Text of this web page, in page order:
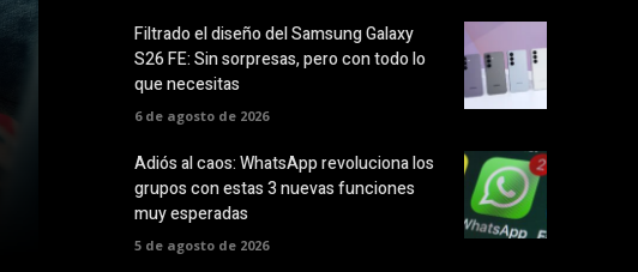
Filtrado el diseño del Samsung Galaxy
S26 FE: Sin sorpresas, pero con todo lo
que necesitas
6 de agosto de 2026
Adiós al caos: WhatsApp revoluciona los
grupos con estas 3 nuevas funciones
muy esperadas
5 de agosto de 2026